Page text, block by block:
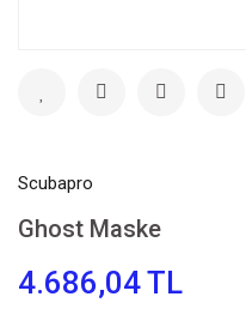
Scubapro
Ghost Maske
4.686,04 TL